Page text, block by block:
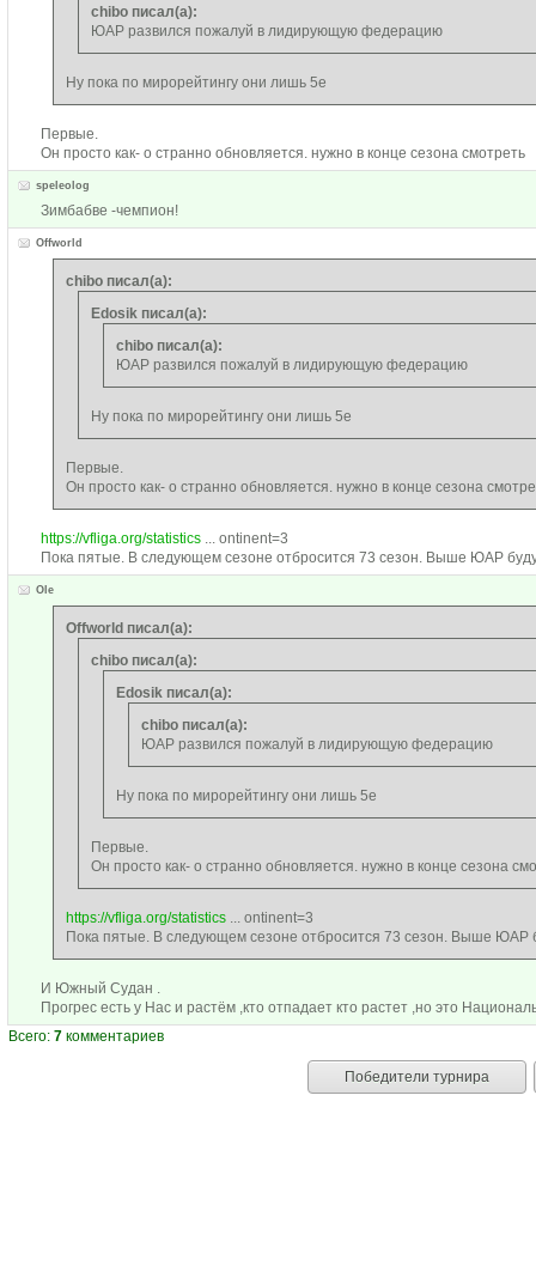
chibo писал(а):
ЮАР развился пожалуй в лидирующую федерацию
Ну пока по мирорейтингу они лишь 5е
Первые.
Он просто как- о странно обновляется. нужно в конце сезона смотреть
speleolog
Зимбабве -чемпион!
Offworld
chibo писал(а):
Edosik писал(а):
chibo писал(а):
ЮАР развился пожалуй в лидирующую федерацию
Ну пока по мирорейтингу они лишь 5е
Первые.
Он просто как- о странно обновляется. нужно в конце сезона
https://vfliga.org/statistics... ontinent=3
Пока пятые. В следующем сезоне отбросится 73 сезон. Выше ЮАР
Ole
Offworld писал(а):
chibo писал(а):
Edosik писал(а):
chibo писал(а):
ЮАР развился пожалуй в лидирующую федерацию
Ну пока по мирорейтингу они лишь 5е
Первые.
Он просто как- о странно обновляется. нужно в конце сезона
https://vfliga.org/statistics... ontinent=3
Пока пятые. В следующем сезоне отбросится 73 сезон. Выше ЮАР
И Южный Судан .
Прогрес есть у Нас и растём ,кто отпадает кто растет ,но это
Всего: 7 комментариев
Победители турнира